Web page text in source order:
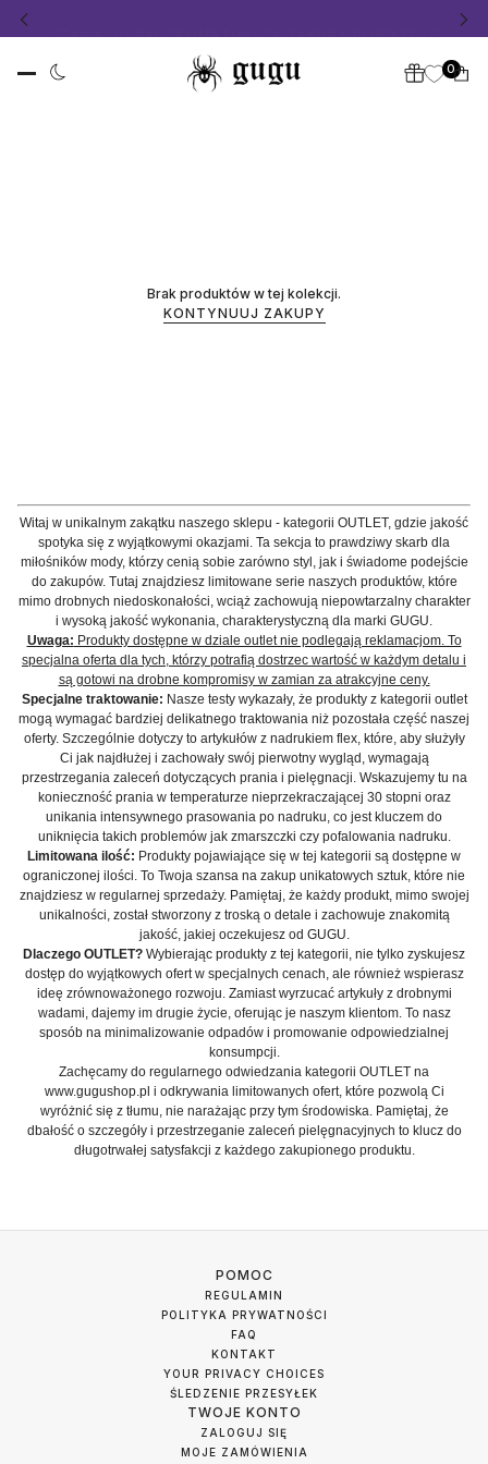
DOSTAWA DO PACZKOMATU📦 ZA ZAKUPY POWYŻEJ 500
0
Brak produktów w tej kolekcji.
KONTYNUUJ ZAKUPY
Witaj w unikalnym zakątku naszego sklepu - kategorii OUTLET, gdzie jakość
spotyka się z wyjątkowymi okazjami. Ta sekcja to prawdziwy skarb dla
miłośników mody, którzy cenią sobie zarówno styl, jak i świadome podejście
do zakupów. Tutaj znajdziesz limitowane serie naszych produktów, które
mimo drobnych niedoskonałości, wciąż zachowują niepowtarzalny charakter
i wysoką jakość wykonania, charakterystyczną dla marki GUGU.
Uwaga: Produkty dostępne w dziale outlet nie podlegają reklamacjom. To
specjalna oferta dla tych, którzy potrafią dostrzec wartość w każdym detalu i
są gotowi na drobne kompromisy w zamian za atrakcyjne ceny.
Specjalne traktowanie: Nasze testy wykazały, że produkty z kategorii outlet
mogą wymagać bardziej delikatnego traktowania niż pozostała część naszej
oferty. Szczególnie dotyczy to artykułów z nadrukiem flex, które, aby służyły
Ci jak najdłużej i zachowały swój pierwotny wygląd, wymagają
przestrzegania zaleceń dotyczących prania i pielęgnacji. Wskazujemy tu na
konieczność prania w temperaturze nieprzekraczającej 30 stopni oraz
unikania intensywnego prasowania po nadruku, co jest kluczem do
uniknięcia takich problemów jak zmarszczki czy pofalowania nadruku.
Limitowana ilość: Produkty pojawiające się w tej kategorii są dostępne w
ograniczonej ilości. To Twoja szansa na zakup unikatowych sztuk, które nie
znajdziesz w regularnej sprzedaży. Pamiętaj, że każdy produkt, mimo swojej
unikalności, został stworzony z troską o detale i zachowuje znakomitą
jakość, jakiej oczekujesz od GUGU.
Dlaczego OUTLET? Wybierając produkty z tej kategorii, nie tylko zyskujesz
dostęp do wyjątkowych ofert w specjalnych cenach, ale również wspierasz
ideę zrównoważonego rozwoju. Zamiast wyrzucać artykuły z drobnymi
wadami, dajemy im drugie życie, oferując je naszym klientom. To nasz
sposób na minimalizowanie odpadów i promowanie odpowiedzialnej
konsumpcji.
Zachęcamy do regularnego odwiedzania kategorii OUTLET na
www.gugushop.pl i odkrywania limitowanych ofert, które pozwolą Ci
wyróżnić się z tłumu, nie narażając przy tym środowiska. Pamiętaj, że
dbałość o szczegóły i przestrzeganie zaleceń pielęgnacyjnych to klucz do
długotrwałej satysfakcji z każdego zakupionego produktu.
POMOC
REGULAMIN
POLITYKA PRYWATNOŚCI
FAQ
KONTAKT
YOUR PRIVACY CHOICES
ŚLEDZENIE PRZESYŁEK
TWOJE KONTO
ZALOGUJ SIĘ
MOJE ZAMÓWIENIA